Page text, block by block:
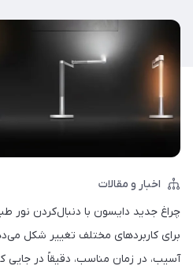
اخبار و مقالات
چراغ جدید دایسون با دنبال‌کردن نور
برای کاربردهای مختلف تغییر شکل
آسیب، در زمان مناسب، دقیقاً در جایی